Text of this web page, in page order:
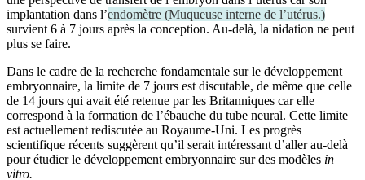
implantation dans l’endomètre (Muqueuse interne de l’utérus.)
survient 6 à 7 jours après la conception. Au-delà, la nidation ne peut
plus se faire.
Dans le cadre de la recherche fondamentale sur le développement
embryonnaire, la limite de 7 jours est discutable, de même que celle
de 14 jours qui avait été retenue par les Britanniques car elle
correspond à la formation de l’ébauche du tube neural. Cette limite
est actuellement rediscutée au Royaume-Uni. Les progrès
scientifique récents suggèrent qu’il serait intéressant d’aller au-delà
pour étudier le développement embryonnaire sur des modèles in
vitro.